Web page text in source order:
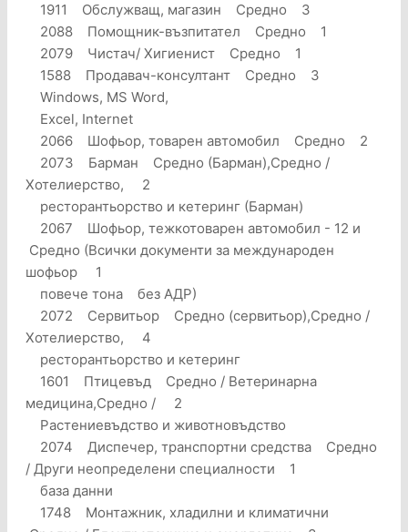
1911 Обслужващ, магазин Средно 3
2088 Помощник-възпитател Средно 1
2079 Чистач/ Хигиенист Средно 1
1588 Продавач-консултант Средно 3
Windows, MS Word,
Excel, Internet
2066 Шофьор, товарен автомобил Средно 2
2073 Барман Средно (Барман),Средно /
Хотелиерство, 2
ресторантьорство и кетеринг (Барман)
2067 Шофьор, тежкотоварен автомобил - 12 и
Средно (Всички документи за международен
шофьор 1
повече тона без АДР)
2072 Сервитьор Средно (сервитьор),Средно /
Хотелиерство, 4
ресторантьорство и кетеринг
1601 Птицевъд Средно / Ветеринарна
медицина,Средно / 2
Растениевъдство и животновъдство
2074 Диспечер, транспортни средства Средно
/ Други неопределени специалности 1
база данни
1748 Монтажник, хладилни и климатични